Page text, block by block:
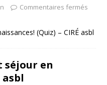
Commentaires fermés
(Quiz) – CIRÉ asbl
séjour en
asbl